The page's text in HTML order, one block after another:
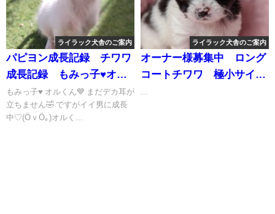
ライラック犬舎のご案内
パピヨン成長記録 チワワ
成長記録 もみっ子♥オル
＆ステラ ジュジュっ子
♥ジェラトーニ
もみっ子♥ オルくん💙 まだデカ耳が
立ちません🤣 ですがイイ男に成長
中♡(ӦｖӦ｡)オルく...
ライラック犬舎のご案内
オーナー様募集中 ロング
コートチワワ 極小サイズ